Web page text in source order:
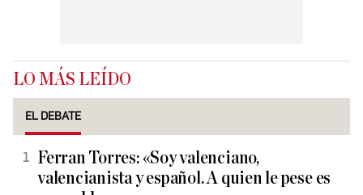
LO MÁS LEÍDO
EL DEBATE
Ferran Torres: «Soy valenciano,
valencianista y español. A quien le pese es